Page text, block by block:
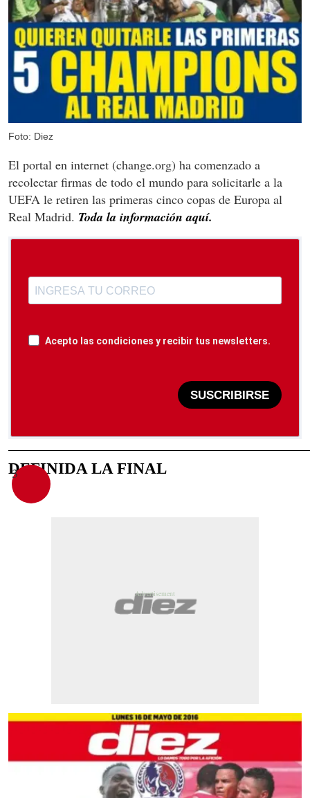
Foto: Diez
El portal en internet (change.org) ha comenzado a
recolectar firmas de todo el mundo para solicitarle a la
UEFA le retiren las primeras cinco copas de Europa al
Real Madrid. Toda la información aquí.
Acepto las condiciones y recibir tus newsletters.
SUSCRIBIRSE
3
DEFINIDA LA FINAL